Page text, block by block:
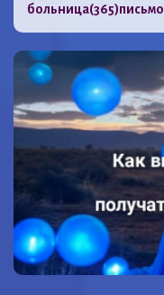
больница(365)письмо